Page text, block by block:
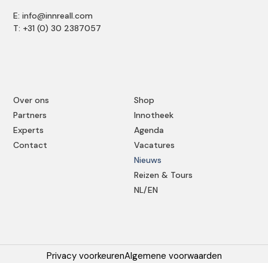
Shop
Innotheek
Agenda
Vacatures
Nieuws
Reizen & Tours
NL/EN
Over ons
Partners
Experts
Contact
E: info@innreall.com
T: +31 (0) 30 2387057
Privacy voorkeurenAlgemene voorwaarden